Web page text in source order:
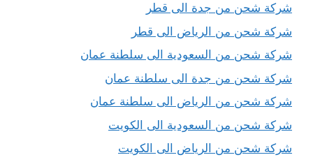
شركة شحن من جدة الى قطر
شركة شحن من الرياض الى قطر
شركة شحن من السعودية الى سلطنة عمان
شركة شحن من جدة الى سلطنة عمان
شركة شحن من الرياض الى سلطنة عمان
شركة شحن من السعودية الى الكويت
شركة شحن من الرياض الى الكويت